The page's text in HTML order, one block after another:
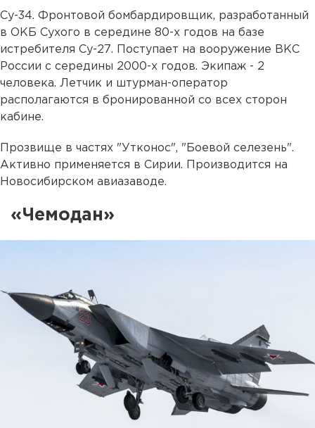
Су-34. Фронтовой бомбардировщик, разработанный
в ОКБ Сухого в середине 80-х годов на базе
истребителя Су-27. Поступает на вооружение ВКС
России с середины 2000-х годов. Экипаж - 2
человека. Летчик и штурман-оператор
располагаются в бронированной со всех сторон
кабине.
Прозвище в частях "Утконос", "Боевой селезень".
Активно применяется в Сирии. Производится на
Новосибирском авиазаводе.
«Чемодан»